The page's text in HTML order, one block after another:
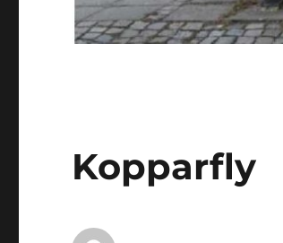
Kopparfly